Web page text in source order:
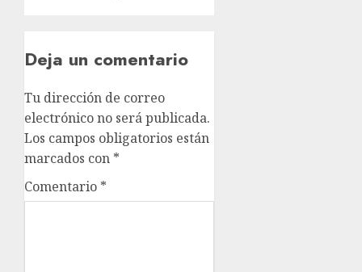
Deja un comentario
Tu dirección de correo
electrónico no será publicada.
Los campos obligatorios están
marcados con *
Comentario *